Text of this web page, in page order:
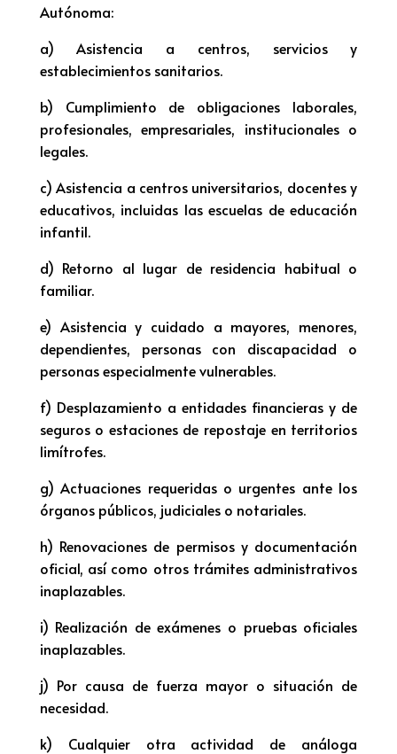
Autónoma:
a) Asistencia a centros, servicios y
establecimientos sanitarios.
b) Cumplimiento de obligaciones laborales,
profesionales, empresariales, institucionales o
legales.
c) Asistencia a centros universitarios, docentes y
educativos, incluidas las escuelas de educación
infantil.
d) Retorno al lugar de residencia habitual o
familiar.
e) Asistencia y cuidado a mayores, menores,
dependientes, personas con discapacidad o
personas especialmente vulnerables.
f) Desplazamiento a entidades financieras y de
seguros o estaciones de repostaje en territorios
limítrofes.
g) Actuaciones requeridas o urgentes ante los
órganos públicos, judiciales o notariales.
h) Renovaciones de permisos y documentación
oficial, así como otros trámites administrativos
inaplazables.
i) Realización de exámenes o pruebas oficiales
inaplazables.
j) Por causa de fuerza mayor o situación de
necesidad.
k) Cualquier otra actividad de análoga